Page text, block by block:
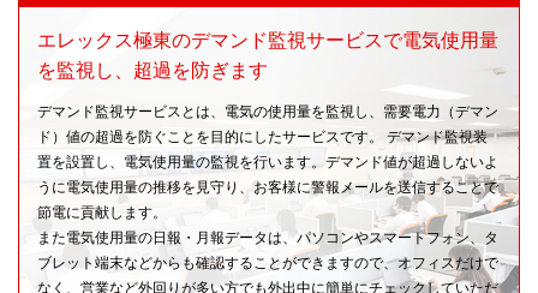
エレックス極東のデマンド監視サービスで電気使用量
を監視し、超過を防ぎます
デマンド監視サービスとは、電気の使用量を監視し、需要電力（デマン
ド）値の超過を防ぐことを目的にしたサービスです。 デマンド監視装
置を設置し、電気使用量の監視を行います。デマンド値が超過しないよ
うに電気使用量の推移を見守り、お客様に警報メールを送信することで
節電に貢献します。
また電気使用量の日報・月報データは、パソコンやスマートフォン、タ
ブレット端末などからも確認することができますので、オフィスだけで
なく、営業など外回りが多い方でも外出中に簡単にチェックしていただ